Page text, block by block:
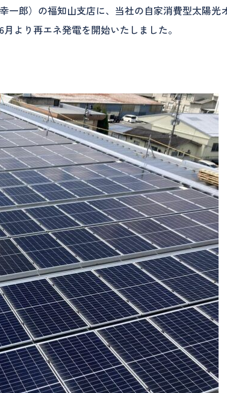
一郎）の福知山支店に、当社の自家消費型太陽光
より再エネ発電を開始いたしました。